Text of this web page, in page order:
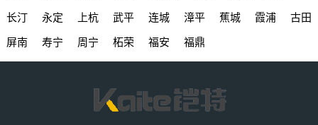
长汀
永定 上杭 武平 连城 漳平 蕉城 霞浦
古田
屏南
寿宁 周宁 柘荣 福安 福鼎